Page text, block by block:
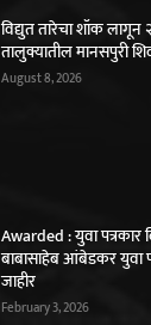
विद्युत तारेचा शॉक लागून
तालुक्यातील मानसपुरी
August 8, 2026
Awarded : युवा पत्रकार
बाबासाहेब आंबेडकर युवा
जाहीर
February 3, 2026